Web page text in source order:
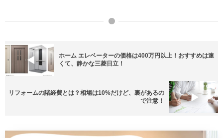
ホーム エレベーターの価格は400万円以上！おすすめは速
くて、静かな三菱日立！
リフォームの諸経費とは？相場は10%だけど、裏があるの
で注意！